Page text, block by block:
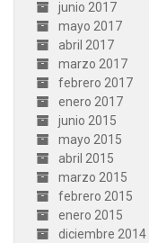
junio 2017
mayo 2017
abril 2017
marzo 2017
febrero 2017
enero 2017
junio 2015
mayo 2015
abril 2015
marzo 2015
febrero 2015
enero 2015
diciembre 2014